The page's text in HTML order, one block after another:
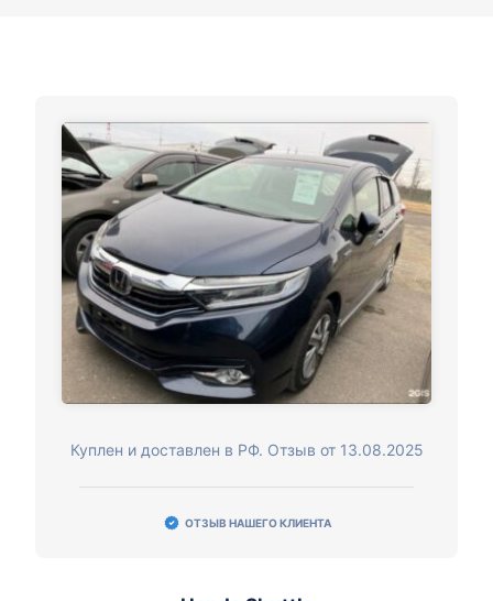
Куплен и доставлен в РФ. Отзыв от 13.08.2025
ОТЗЫВ НАШЕГО КЛИЕНТА